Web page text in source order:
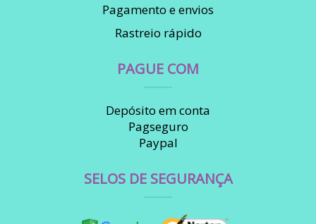
Pagamento e envios
Rastreio rápido
PAGUE COM
Depósito em conta
Pagseguro
Paypal
SELOS DE SEGURANÇA